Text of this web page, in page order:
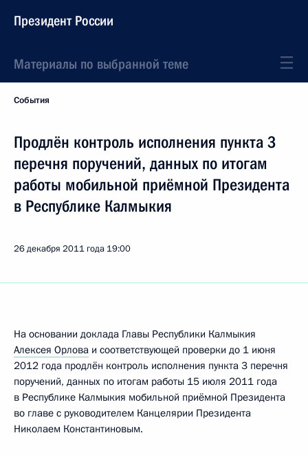
Президент России
Материалы по выбранной теме
События
Продлён контроль исполнения пункта 3
перечня поручений, данных по итогам
работы мобильной приёмной Президента
в Республике Калмыкия
26 декабря 2011 года 19:00
На основании доклада Главы Республики Калмыкия
Алексея Орлова и соответствующей проверки до 1 июня
2012 года продлён контроль исполнения пункта 3 перечня
поручений, данных по итогам работы 15 июля 2011 года
в Республике Калмыкия мобильной приёмной Президента
во главе с руководителем Канцелярии Президента
Николаем Константиновым.